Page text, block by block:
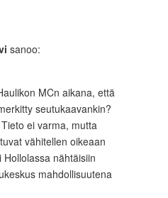
sanoo:
MCn aikana, että
seutukaavankin?
ei varma, mutta
vähitellen oikeaan
nähtäisiin
mahdollisuutena